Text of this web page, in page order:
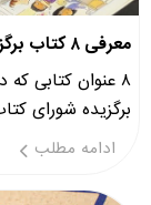
معرفی ۸ کتاب برگزیده‌ی ایرانی برای کودکان با نیازهای ویژه
۸ عنوان کتابی
برگزیده شورای
ادامه مطلب